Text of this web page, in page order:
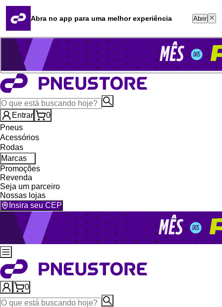
Quero revender
Blog
Whatsapp (16) 99764-8401
Televendas (47) 3046-2551
Entrar
0
Pneus
Acessórios
Rodas
Marcas
Promoções
Revenda
Seja um parceiro
Nossas lojas
Insira seu CEP
0
Abra no app para uma melhor experiência Abrir